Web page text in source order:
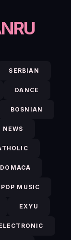
SERBIAN
DANCE
BOSNIAN
NEWS
DOMACA
POP MUSIC
EXYU